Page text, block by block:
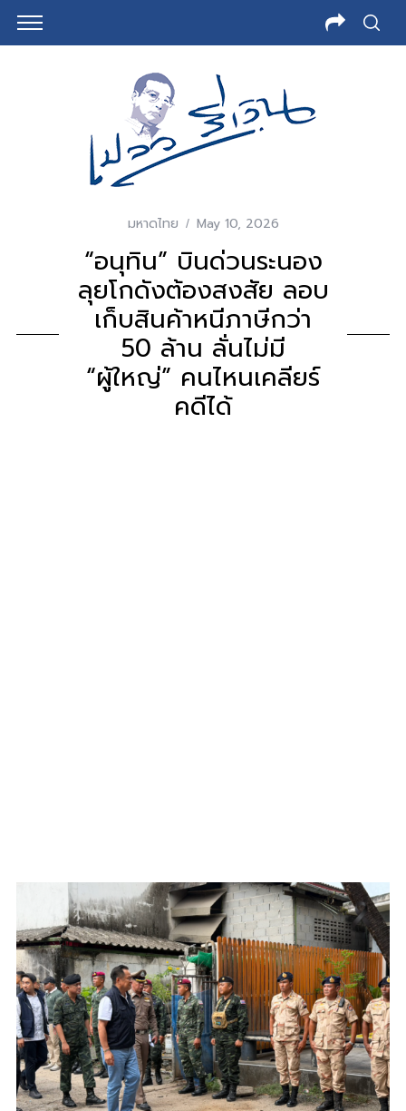
มหาดไทย May 10, 2026
“อนุทิน” บินด่วนระนอง
ลุยโกดังต้องสงสัย ลอบ
เก็บสินค้าหนีภาษีกว่า
50 ล้าน ลั่นไม่มี
“ผู้ใหญ่” คนไหนเคลียร์
คดีได้